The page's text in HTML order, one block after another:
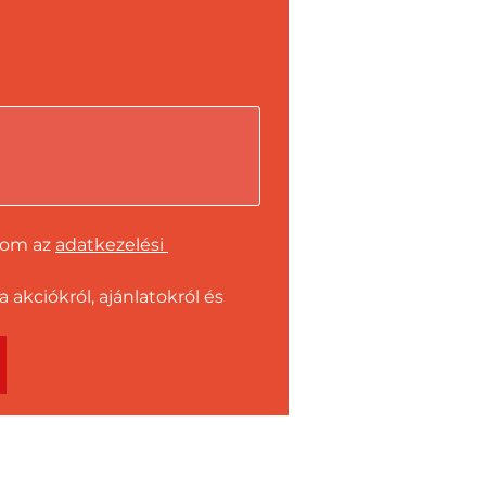
az adatkezelési
akciókról, ajánlatokról és